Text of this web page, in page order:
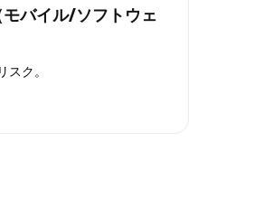
バイル/ソフトウェ
ク。